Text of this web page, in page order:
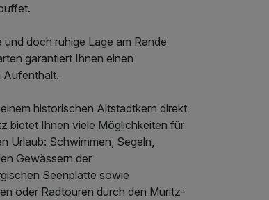
und doch ruhige Lage am Rande
garantiert Ihnen einen
Aufenthalt.
historischen Altstadtkern direkt
bietet Ihnen viele Möglichkeiten für
Urlaub: Schwimmen, Segeln,
Gewässern der
Seenplatte sowie
oder Radtouren durch den Müritz-